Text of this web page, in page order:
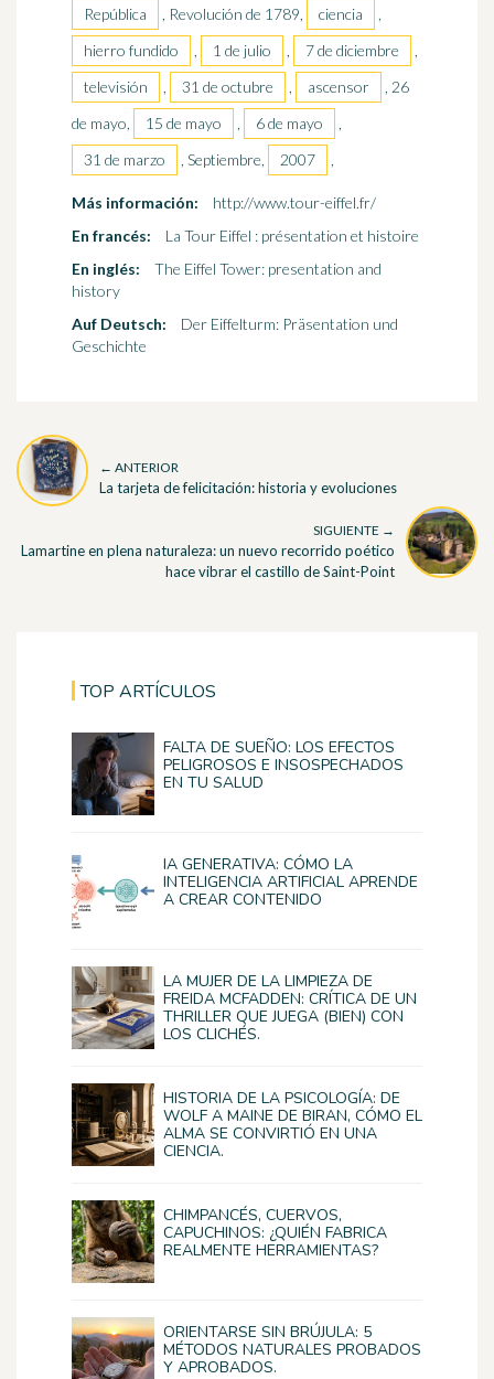
República
, Revolución de 1789, ciencia
,
hierro fundido
, 1 de julio , 7 de diciembre
,
televisión
, 31 de octubre , ascensor
, 26
de mayo,
15 de mayo , 6 de mayo
,
31 de marzo
, Septiembre, 2007 ,
Más información:
http://www.tour-eiffel.fr/
En francés:
La Tour Eiffel : présentation et histoire
En inglés:
The Eiffel Tower: presentation and
history
Auf Deutsch:
Der Eiffelturm: Präsentation und
Geschichte
← ANTERIOR
La tarjeta de felicitación: historia y evoluciones
SIGUIENTE →
Lamartine en plena naturaleza: un nuevo recorrido poético
hace vibrar el castillo de Saint-Point
TOP ARTÍCULOS
FALTA DE SUEÑO: LOS EFECTOS
PELIGROSOS E INSOSPECHADOS
EN TU SALUD
IA GENERATIVA: CÓMO LA
INTELIGENCIA ARTIFICIAL APRENDE
A CREAR CONTENIDO
LA MUJER DE LA LIMPIEZA DE
FREIDA MCFADDEN: CRÍTICA DE UN
THRILLER QUE JUEGA (BIEN) CON
LOS CLICHÉS.
HISTORIA DE LA PSICOLOGÍA: DE
WOLF A MAINE DE BIRAN, CÓMO EL
ALMA SE CONVIRTIÓ EN UNA
CIENCIA.
CHIMPANCÉS, CUERVOS,
CAPUCHINOS: ¿QUIÉN FABRICA
REALMENTE HERRAMIENTAS?
ORIENTARSE SIN BRÚJULA: 5
MÉTODOS NATURALES PROBADOS
Y APROBADOS.